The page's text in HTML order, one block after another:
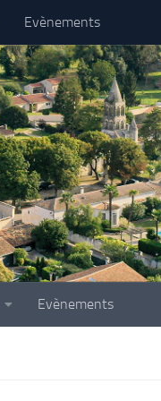
Evènements
Evènements